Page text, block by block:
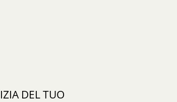
DEL TUO